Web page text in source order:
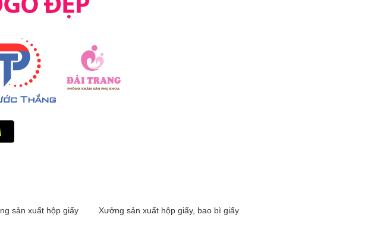
sản xuất hộp giấy Xưởng sản xuất hộp giấy, bao bì giấy